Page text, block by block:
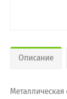
Описание